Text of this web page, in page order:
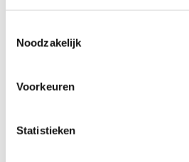
Noodzakelijk
Voorkeuren
Statistieken
Evans TT14G1 (B-stock)